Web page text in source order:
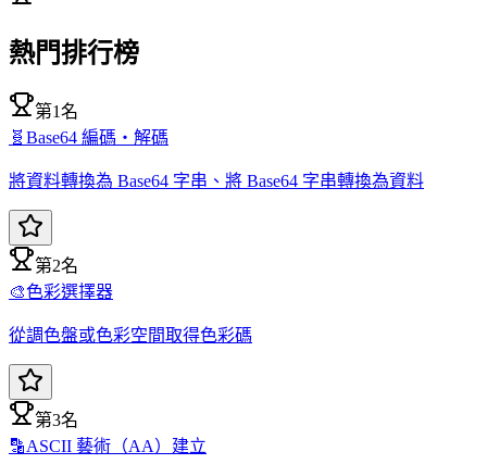
熱門排行榜
第1名
🧬 Base64 編碼・解碼
將資料轉換為 Base64 字串、將 Base64 字串轉換為資料
第2名
🎨色彩選擇器
從調色盤或色彩空間取得色彩碼
第3名
🔡ASCII 藝術（AA）建立